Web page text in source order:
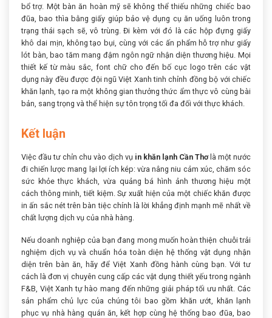
bổ trợ. Một bàn ăn hoàn mỹ sẽ không thể thiếu những chiếc bao
đũa, bao thìa bằng giấy giúp bảo vệ dụng cụ ăn uống luôn trong
trạng thái sạch sẽ, vô trùng. Đi kèm với đó là các hộp đựng giấy
khô dai mịn, không tạo bụi, cùng với các ấn phẩm hỗ trợ như giấy
lót bàn, bao tăm mang đậm ngôn ngữ nhận diện thương hiệu. Mọi
thiết kế từ màu sắc, font chữ cho đến bố cục logo trên các vật
dụng này đều được đội ngũ Việt Xanh tinh chỉnh đồng bộ với chiếc
khăn lạnh, tạo ra một không gian thưởng thức ẩm thực vô cùng bài
bản, sang trọng và thể hiện sự tôn trọng tối đa đối với thực khách.
Kết luận
Việc đầu tư chỉn chu vào dịch vụ in khăn lạnh Cần Thơlà một nước
đi chiến lược mang lại lợi ích kép: vừa nâng niu cảm xúc, chăm sóc
sức khỏe thực khách, vừa quảng bá hình ảnh thương hiệu một
cách thông minh, tiết kiệm. Sự xuất hiện của một chiếc khăn được
in ấn sắc nét trên bàn tiệc chính là lời khẳng định mạnh mẽ nhất về
chất lượng dịch vụ của nhà hàng.
Nếu doanh nghiệp của bạn đang mong muốn hoàn thiện chuỗi trải
nghiệm dịch vụ và chuẩn hóa toàn diện hệ thống vật dụng nhận
diện trên bàn ăn, hãy để Việt Xanh đồng hành cùng bạn. Với tư
cách là đơn vị chuyên cung cấp các vật dụng thiết yếu trong ngành
F&B, Việt Xanh tự hào mang đến những giải pháp tối ưu nhất. Các
sản phẩm chủ lực của chúng tôi bao gồm khăn ướt, khăn lạnh
phục vụ nhà hàng quán ăn, kết hợp cùng hệ thống bao đũa, bao